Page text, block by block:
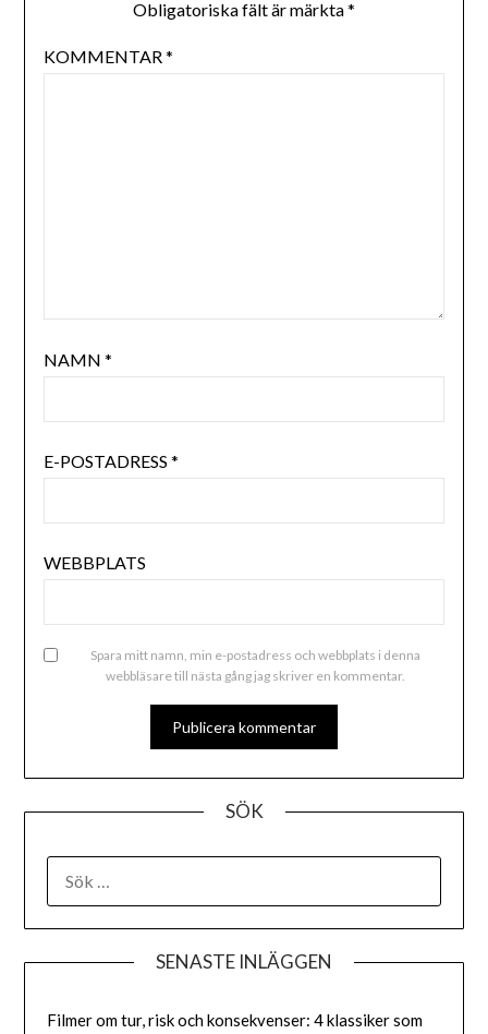
Obligatoriska fält är märkta*
KOMMENTAR*
NAMN *
E-POSTADRESS *
WEBBPLATS
Spara mitt namn, min e-postadress och webbplats i denna
webbläsare till nästa gång jag skriver en kommentar.
ALTERNATIVE:
SÖK
SENASTE INLÄGGEN
Filmer om tur, risk och konsekvenser: 4 klassiker som